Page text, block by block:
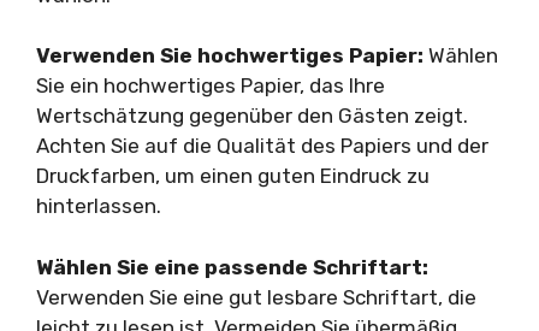
Verwenden Sie hochwertiges Papier: Wählen
Sie ein hochwertiges Papier, das Ihre
Wertschätzung gegenüber den Gästen zeigt.
Achten Sie auf die Qualität des Papiers und der
Druckfarben, um einen guten Eindruck zu
hinterlassen.
Wählen Sie eine passende Schriftart:
Verwenden Sie eine gut lesbare Schriftart, die